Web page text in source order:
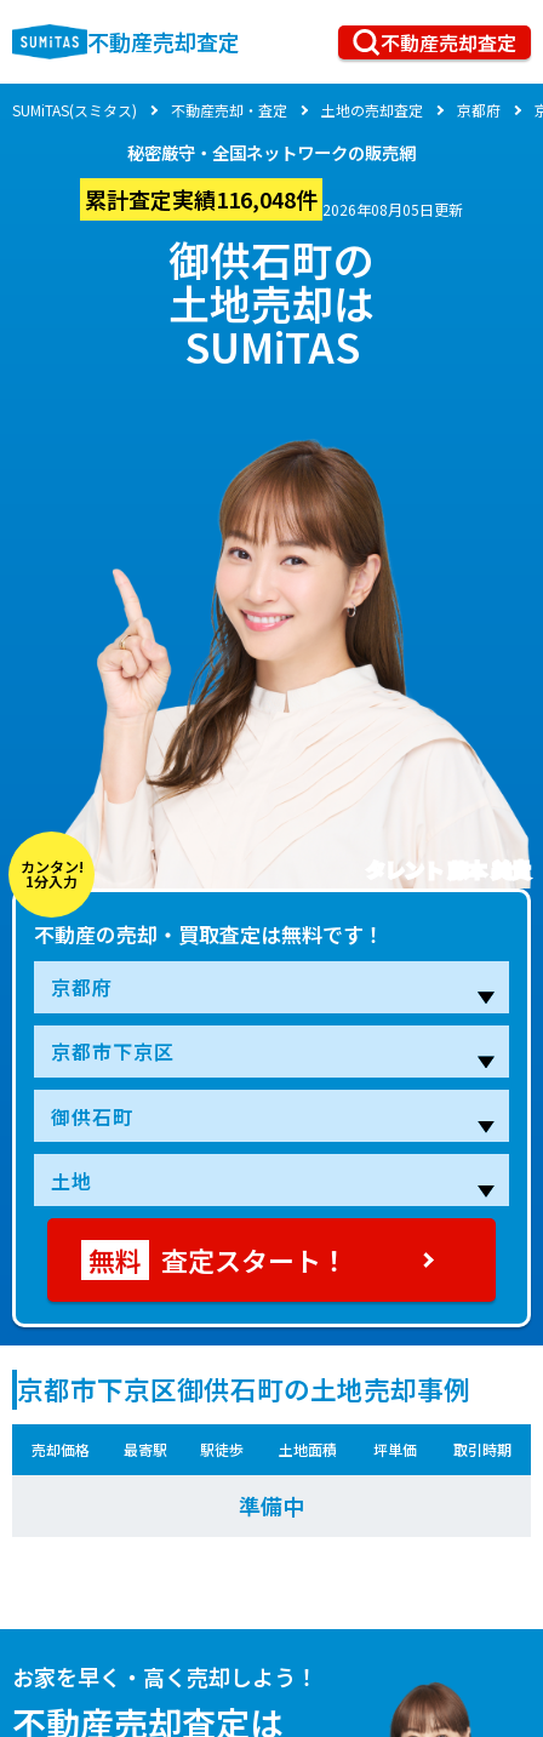
不動産売却査定 不動産売却査定
SUMiTAS(スミタス) 不動産売却・査定 土地の売却査定 京都府
秘密厳守・全国ネットワークの販売網
累計査定実績116,048件 2026年08月05日更新
御供石町の
土地売却は
SUMiTAS
タレント 藤本 美貴
カンタン!
1分入力
不動産の売却・買取査定は無料です！
査定スタート！
京都市下京区御供石町の土地売却事例
売却価格 最寄駅 駅徒歩 土地面積 坪単価 取引時期
準備中
お家を早く・高く売却しよう！
不動産売却査定は